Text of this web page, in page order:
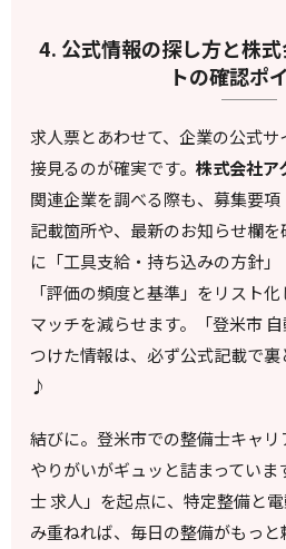
4. 公式情報の探し方と株
トの確認ポ
求人票とあわせて、企業の公式
接見るのが確実です。株式会社ア
関連企業を調べる際も、募集要
記載箇所や、最新のお知らせ欄
に「工具支給・持ち込みの方針」
「評価の頻度と基準」をリスト
マッチを減らせます。「登米市
つけた情報は、必ず公式記載で
♪
結びに。登米市での整備士キャ
やりがいがギュッと詰まってい
士 求人」を起点に、特定整備と
み重ねれば、毎日の整備がもっ